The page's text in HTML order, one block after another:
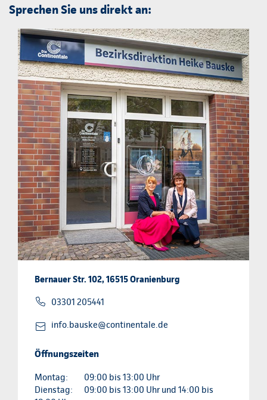
Sprechen Sie uns direkt an:
Bernauer Str. 102, 16515 Oranienburg
03301 205441
info.bauske@continentale.de
Öffnungszeiten
Montag:
09:00 bis 13:00 Uhr
Dienstag:
09:00 bis 13:00 Uhr und 14:00 bis